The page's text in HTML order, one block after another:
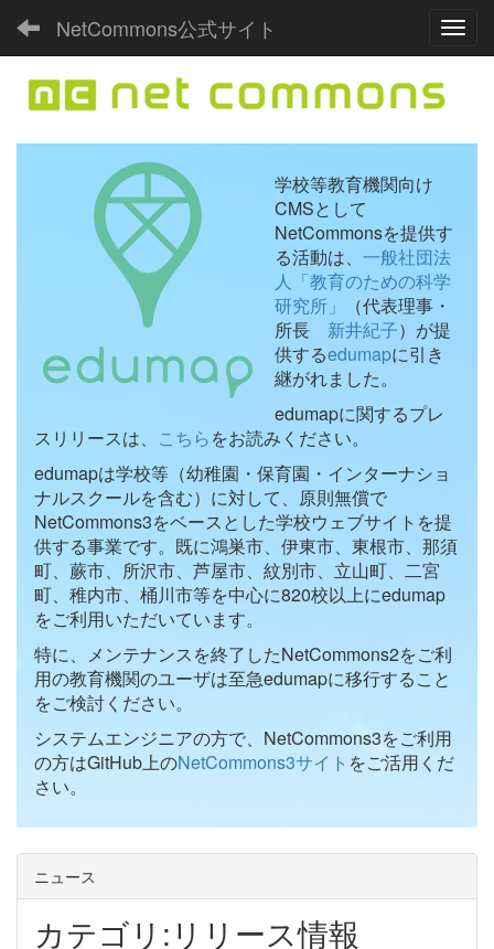
NetCommons公式サイト
学校等教育機関向け
CMSとして
NetCommonsを提供す
る活動は、 一般社団法
人「教育のための科学
研究所」
（代表理事・
所長 新井紀子）が提
供するedumapに引き
継がれました。
edumapに関するプレ
スリリースは、 こちらをお読みください。
edumapは学校等（幼稚園・保育園・インターナショ
ナルスクールを含む）に対して、原則無償で
NetCommons3をベースとした学校ウェブサイトを提
供する事業です。既に鴻巣市、伊東市、東根市、那須
町、蕨市、所沢市、芦屋市、紋別市、立山町、二宮
町、稚内市、桶川市等を中心に820校以上にedumap
をご利用いただいています。
特に、メンテナンスを終了したNetCommons2をご利
用の教育機関のユーザは至急edumapに移行すること
をご検討ください。
システムエンジニアの方で、NetCommons3をご利用
の方はGitHub上のNetCommons3サイト をご活用くだ
さい。
ニュース
カテゴリ:リリース情報